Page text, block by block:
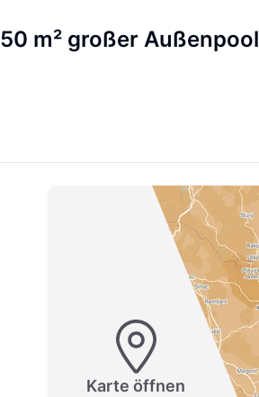
50 m² großer Außenpool
Karte öffnen